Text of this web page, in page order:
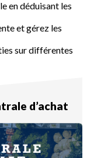
en déduisant les
et gérez les
sur différentes
d’achat